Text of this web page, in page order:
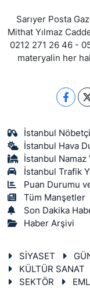
Sarıyer Posta
Mithat Yılmaz
0212 271 26 46 -
materyalin her
İstanbul
İstanbul Hava
İstanbul Namaz
İstanbul Trafik
Puan Durumu
Tüm Manşetler
Son Dakika
Haber Arşivi
SİYASET
KÜLTÜR SANAT
SEKTÖR